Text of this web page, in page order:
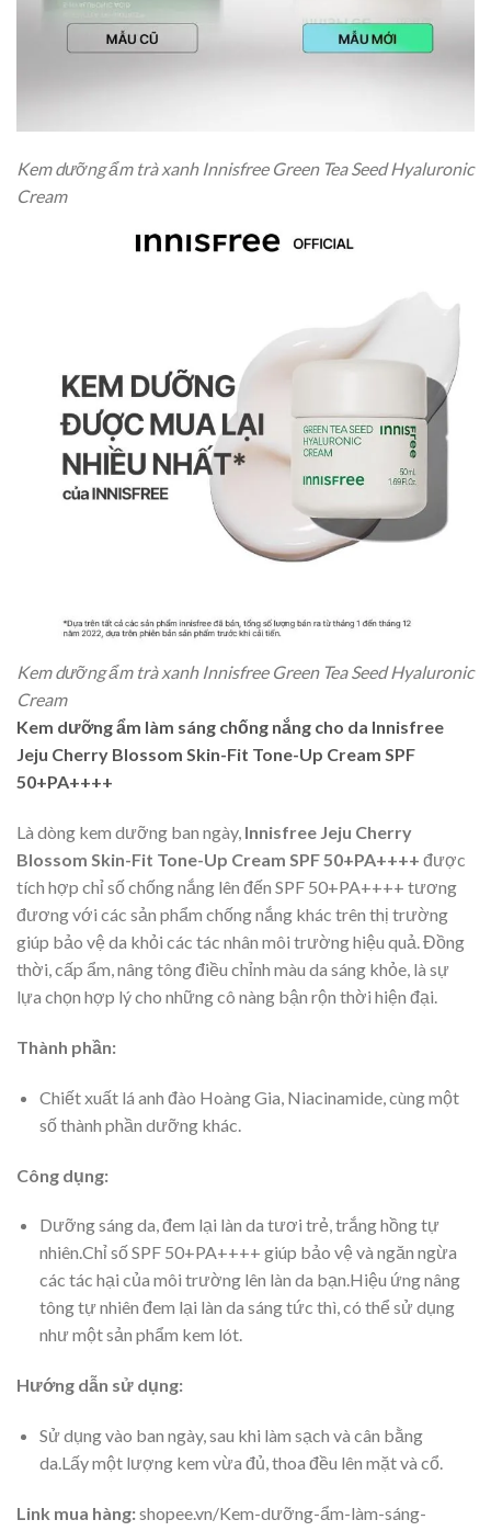
Kem dưỡng ẩm trà xanh Innisfree Green Tea Seed Hyaluronic
Cream
Kem dưỡng ẩm trà xanh Innisfree Green Tea Seed Hyaluronic
Cream
Kem dưỡng ẩm làm sáng chống nắng cho da Innisfree
Jeju Cherry Blossom Skin-Fit Tone-Up Cream SPF
50+PA++++
Là dòng kem dưỡng ban ngày, Innisfree Jeju Cherry
Blossom Skin-Fit Tone-Up Cream SPF 50+PA++++ được
tích hợp chỉ số chống nắng lên đến SPF 50+PA++++ tương
đương với các sản phẩm chống nắng khác trên thị trường
giúp bảo vệ da khỏi các tác nhân môi trường hiệu quả. Đồng
thời, cấp ẩm, nâng tông điều chỉnh màu da sáng khỏe, là sự
lựa chọn hợp lý cho những cô nàng bận rộn thời hiện đại.
Thành phần:
Chiết xuất lá anh đào Hoàng Gia, Niacinamide, cùng một
số thành phần dưỡng khác.
Công dụng:
Dưỡng sáng da, đem lại làn da tươi trẻ, trắng hồng tự
nhiên.Chỉ số SPF 50+PA++++ giúp bảo vệ và ngăn ngừa
các tác hại của môi trường lên làn da bạn.Hiệu ứng nâng
tông tự nhiên đem lại làn da sáng tức thì, có thể sử dụng
như một sản phẩm kem lót.
Hướng dẫn sử dụng:
Sử dụng vào ban ngày, sau khi làm sạch và cân bằng
da.Lấy một lượng kem vừa đủ, thoa đều lên mặt và cổ.
Link mua hàng:shopee.vn/Kem-dưỡng-ẩm-làm-sáng-